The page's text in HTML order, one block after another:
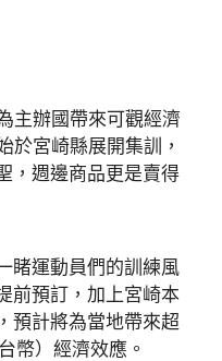
主辦國帶來可觀經濟
於宮崎縣展開集訓，
，週邊商品更是賣得
睹運動員們的訓練風
前預訂，加上宮崎本
預計將為當地帶來超
幣）經濟效應。